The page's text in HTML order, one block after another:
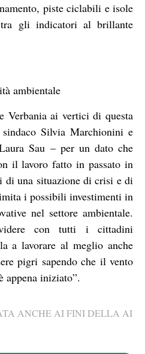
piste ciclabili e isole
gli indicatori al brillante
ambientale
Verbania ai vertici di questa
Silvia Marchionini e
Sau – per un dato che
il lavoro fatto in passato in
di una situazione di crisi e di
i possibili investimenti in
nel settore ambientale.
con tutti i cittadini
a lavorare al meglio anche
pigri sapendo che il vento
appena iniziato”.
ANCHE AI FINI DELLA AI